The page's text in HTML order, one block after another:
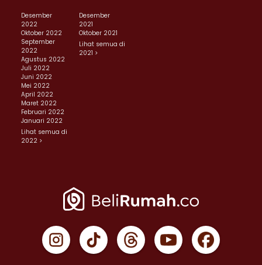
Desember
2022
Oktober 2022
September
2022
Agustus 2022
Juli 2022
Juni 2022
Mei 2022
April 2022
Maret 2022
Februari 2022
Januari 2022
Lihat semua di
2022 >
Desember
2021
Oktober 2021
Lihat semua di
2021 >